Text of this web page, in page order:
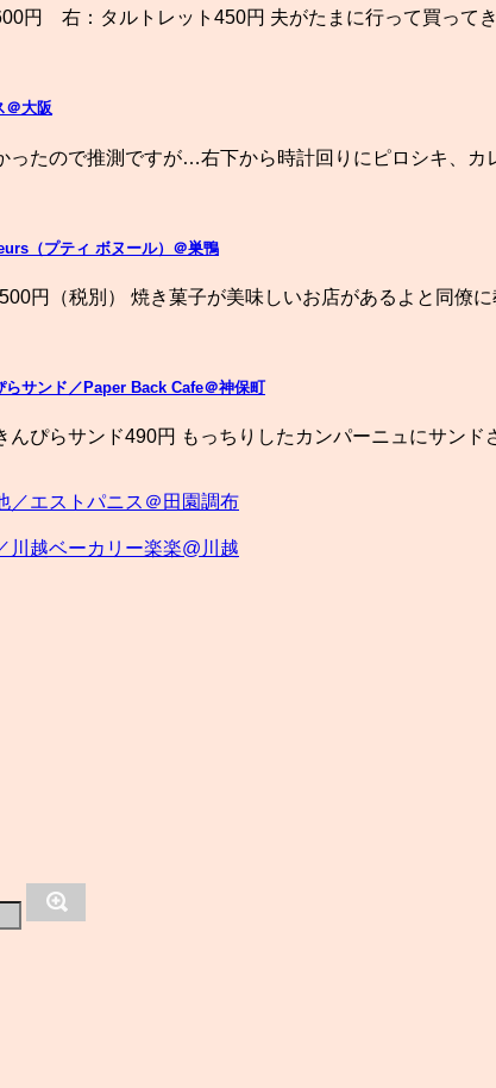
円 右：タルトレット450円 夫がたまに行って買って
＠大阪
ったので推測ですが…右下から時計回りにピロシキ、
（プティ ボヌール）＠巣鴨
円（税別） 焼き菓子が美味しいお店があるよと同僚
らサンド／Paper Back Cafe＠神保町
んぴらサンド490円 もっちりしたカンパーニュにサンド
／エストパニス＠田園調布
川越ベーカリー楽楽@川越